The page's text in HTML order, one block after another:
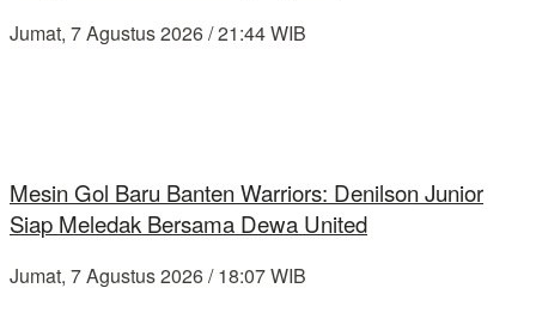
Jumat, 7 Agustus 2026 / 21:44 WIB
Mesin Gol Baru Banten Warriors: Denilson Junior
Siap Meledak Bersama Dewa United
Jumat, 7 Agustus 2026 / 18:07 WIB